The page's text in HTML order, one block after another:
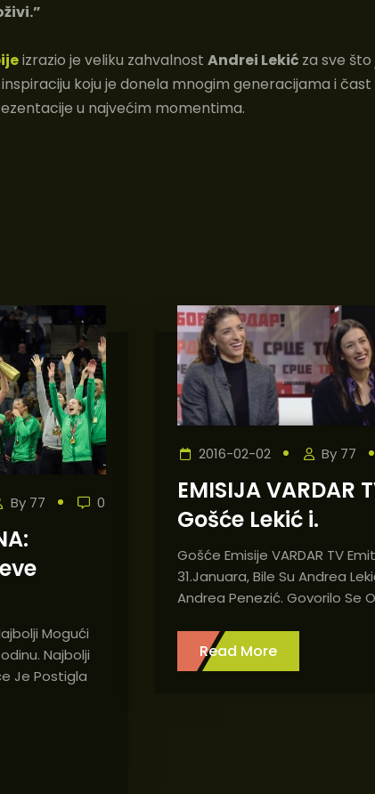
izrazio je veliku zahvalnost Andrei Lekić za sve
koju je donela mnogim generacijama i čast
u najvećim momentima.
By 77 0
Mogući
Najbolji
Je Postigla
2016-02-02 By 77
EMISIJA VARDAR
Gošće Lekić i.
Gošće Emisije VARDAR TV
31.januara, Bile Su Andrea
Andrea Penezić. Govorilo Se
Read More